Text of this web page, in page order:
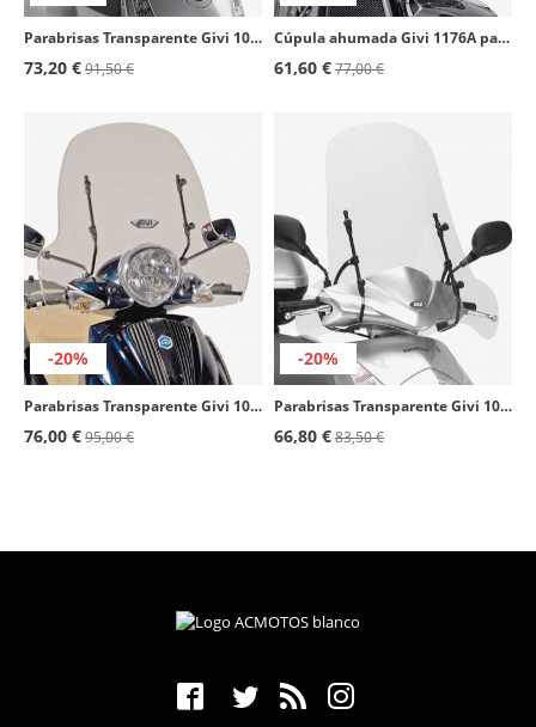
Parabrisas Transparente Givi 104A para Piaggio Vespa 125/150/250/300
73,20 €91,50 €
Cúpula ahumada Givi 1176A para Honda CB 500 F, Kawasaki Z 900
61,60 €77,00 €
-20%
Parabrisas Transparente Givi 103A para Piaggio Beverly 500, Beverly Tourer 125/250/300/400
76,00 €95,00 €
-20%
Parabrisas Transparente Givi 102A para Honda Dylan 125/150, Yamaha Cignus X 125
66,80 €83,50 €